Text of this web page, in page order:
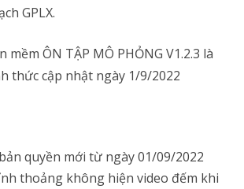
v1.2.3
GPLX.
mềm ÔN TẬP MÔ PHỎNG V1.2.3 là
thức cập nhật ngày 1/9/2022
quyền mới từ ngày 01/09/2022
thoảng không hiện video đếm khi